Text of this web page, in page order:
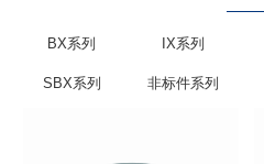
BX系列 IX系列
SBX系列 非标件系列